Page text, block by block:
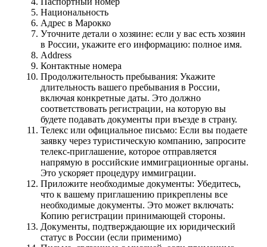
Национальность
Адрес в Марокко
Уточните детали о хозяине: если у вас есть хозяин
в России, укажите его информацию: полное имя.
Address
Контактные номера
Продолжительность пребывания: Укажите
длительность вашего пребывания в России,
включая конкретные даты. Это должно
соответствовать регистрации, на которую вы
будете подавать документы при въезде в страну.
Телекс или официальное письмо: Если вы подаете
заявку через туристическую компанию, запросите
телекс-приглашение, которое отправляется
напрямую в российские иммиграционные органы.
Это ускоряет процедуру иммиграции.
Приложите необходимые документы: Убедитесь,
что к вашему приглашению прикреплены все
необходимые документы. Это может включать:
Копию регистрации принимающей стороны.
Документы, подтверждающие их юридический
статус в России (если применимо)